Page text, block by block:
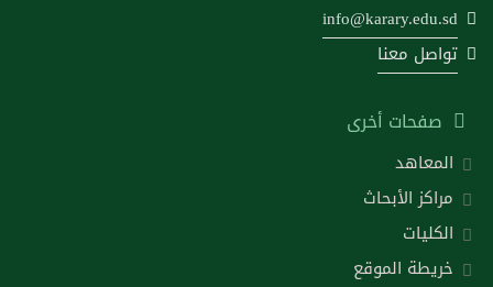
info@karary.edu.sd
تواصل معنا
صفحات أخرى
المعاهد
مراكز الأبحاث
الكليات
خريطة الموقع